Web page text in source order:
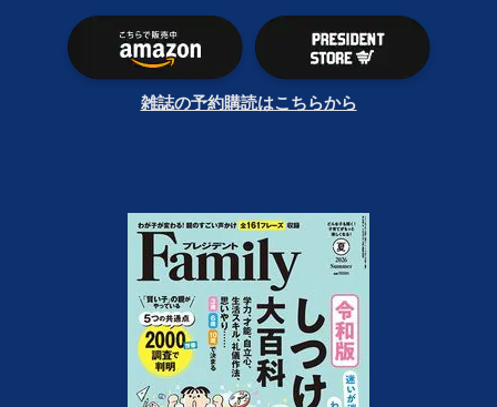
雑誌の予約購読はこちらから